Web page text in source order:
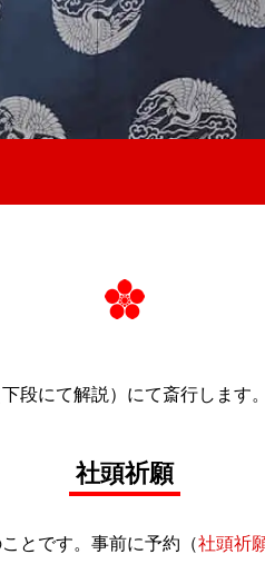
下段にて解説）にて斎行します。
社頭祈願
とです。事前に予約（社頭祈